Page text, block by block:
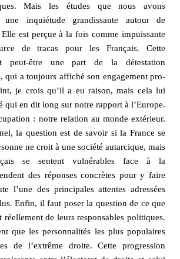
Mais les études que nous avons
une inquiétude grandissante autour de
est perçue à la fois comme impuissante
de tracas pour les Français. Cette
peut-être une part de la détestation
qui a toujours affiché son engagement pro-
je crois qu’il a eu raison, mais cela lui
qui en dit long sur notre rapport à l’Europe.
: notre relation au monde extérieur.
la question est de savoir si la France se
ne croit à une société autarcique, mais
se sentent vulnérables face à la
des réponses concrètes pour y faire
l’une des principales attentes adressées
Enfin, il faut poser la question de ce que
réellement de leurs responsables politiques.
que les personnalités les plus populaires
de l’extrême droite. Cette progression